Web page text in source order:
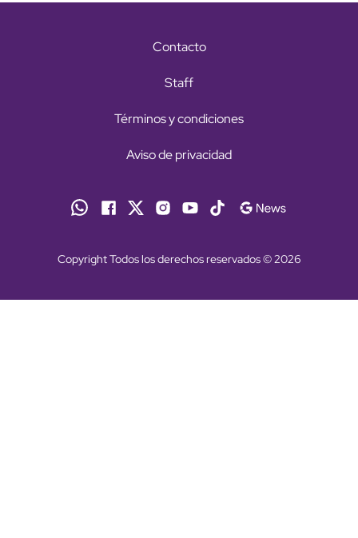
Contacto
Staff
Términos y condiciones
Aviso de privacidad
Copyright Todos los derechos reservados © 2026